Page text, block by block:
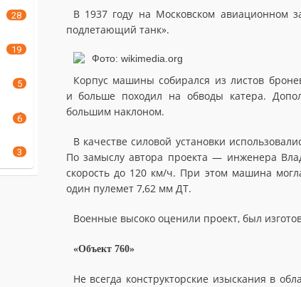
В 1937 году на Московском авиационном
подлетающий танк».
Корпус машины собирался из листов
и больше походил на обводы катера.
большим наклоном.
В качестве силовой установки
По замыслу автора проекта — инженера
скорость до 120 км/ч. При этом машина
один пулемет 7,62 мм ДТ.
Военные высоко оценили проект, был
«Объект 760»
Не всегда конструкторские изыскания в
28
19
5
6
3